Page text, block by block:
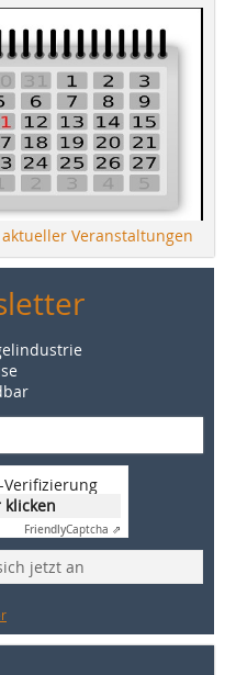
Veranstaltungen
klicken
FriendlyCaptcha ⇗
jetzt an